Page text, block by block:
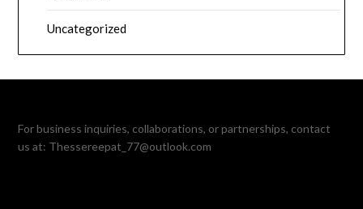
Uncategorized
For business inquiries, collaborations, or partnerships, contact
us at: Thessereepat_77@outlook.com